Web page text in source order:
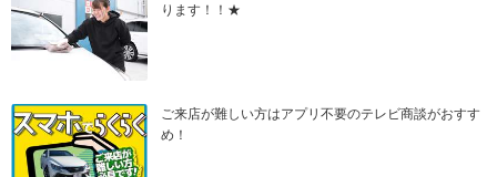
ります！！★
ご来店が難しい方はアプリ不要のテレビ商談がおすす
め！